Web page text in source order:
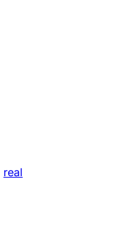
real